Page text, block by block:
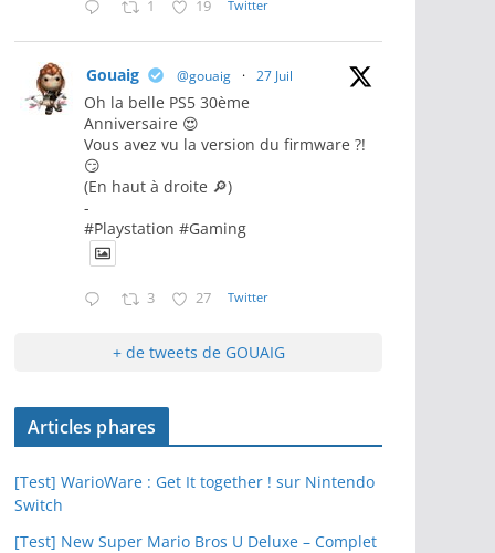
1 19 Twitter
Gouaig @gouaig · 27 Juil
Oh la belle PS5 30ème
Anniversaire 😍
Vous avez vu la version du firmware ?!
😏
(En haut à droite 🔎)
-
#Playstation #Gaming
3 27 Twitter
+ de tweets de GOUAIG
Articles phares
[Test] WarioWare : Get It together ! sur Nintendo
Switch
[Test] New Super Mario Bros U Deluxe – Complet